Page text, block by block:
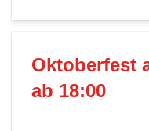
Oktoberfest
ab 18:00